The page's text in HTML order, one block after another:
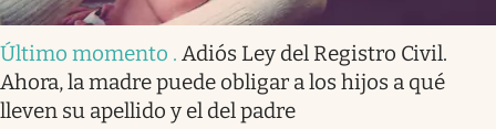
Último momento . Adiós Ley del Registro Civil.
Ahora, la madre puede obligar a los hijos a qué
lleven su apellido y el del padre